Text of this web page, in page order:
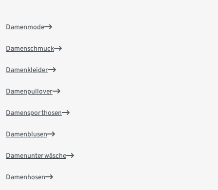
Damenmode
Damenschmuck
Damenkleider
Damenpullover
Damensporthosen
Damenblusen
Damenunterwäsche
Damenhosen